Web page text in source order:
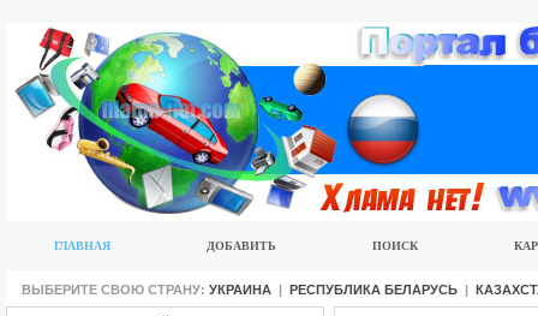
ГЛАВНАЯ ДОБАВИТЬ ПОИСК
ВЫБЕРИТЕ СВОЮ СТРАНУ: УКРАИНА | РЕСПУБЛИКА БЕЛАРУСЬ |